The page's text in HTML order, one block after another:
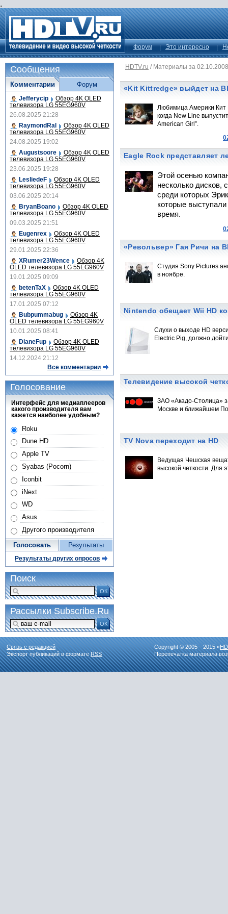
.
Форум Это интересно
HDTV.ru / Материалы за 02.10.2008
«Kit Kittredge» выйдет на
Любимица Америки Кит
когда New Line
American Girl”.
Eagle Rock представляет
Этой осенью
несколько дисков,
среди которых
которые
время.
«Револьвер» Гая Ричи на
Студия Sony Pictures
в ноябре.
Nintendo обещает Wii HD
Слухи о выходе HD
Electric Pig, должно
Телевидение высокой
ЗАО «Акадо-Столица»
Москве и ближайшем
TV Nova переходит на HD
Ведущая Чешская
высокой четкости. Для
Сообщения
Комментарии
Jefferycip Обзор 4K OLED
телевизора LG 55EG960V
26.08.2025 21:28
RaymondRal
Обзор 4K OLED
телевизора LG 55EG960V
24.08.2025 19:02
Augustsoore
Обзор 4K OLED
телевизора LG 55EG960V
23.06.2025 19:28
LesliedeF
Обзор 4K OLED
телевизора LG 55EG960V
03.06.2025 20:14
BryanBoano
Обзор 4K OLED
телевизора LG 55EG960V
09.03.2025 21:51
Eugenrex
Обзор 4K OLED
телевизора LG 55EG960V
29.01.2025 22:36
XRumer23Wence
Обзор 4K
OLED телевизора LG 55EG960V
19.01.2025 09:09
betenTaX
Обзор 4K OLED
телевизора LG 55EG960V
17.01.2025 07:12
Bubpummabug
Обзор 4K
OLED телевизора LG 55EG960V
10.01.2025 08:41
DianeFup
Обзор 4K OLED
телевизора LG 55EG960V
14.12.2024 21:12
Все комментарии
Форум
Голосование
Интерфейс для медиаплееров
какого производителя вам
кажется наиболее удобным?
Roku
Dune HD
Apple TV
Syabas (Pocorn)
Iconbit
iNext
WD
Asus
Другого производителя
Голосовать Результаты
Результаты других опросов
Поиск
ОК
Рассылки Subscribe.Ru
ОК
Связь с редакцией
Экспорт публикаций в форматеRSS
Copyright © 2005—2015 «
Перепечатка материала